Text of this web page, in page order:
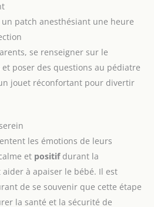
patch anesthésiant une heure
se renseigner sur le
et poser des questions au pédiatre
jouet réconfortant pour divertir
les émotions de leurs
et positifdurant la
à apaiser le bébé. Il est
de se souvenir que cette étape
la santé et la sécurité de